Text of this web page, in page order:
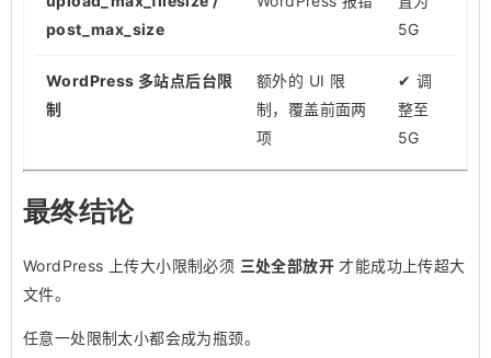
post_max_size
5G
WordPress 多站点后台限
制
额外的 UI 限
制，覆盖前面两
项
✔ 调
整至
5G
最终结论
WordPress 上传大小限制必须 三处全部放开 才能成功上传超大
文件。
任意一处限制太小都会成为瓶颈。